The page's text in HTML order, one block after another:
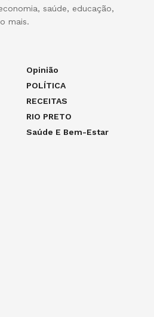
saúde, educação,
mais.
Opinião
POLÍTICA
RECEITAS
RIO PRETO
Saúde E Bem-Estar